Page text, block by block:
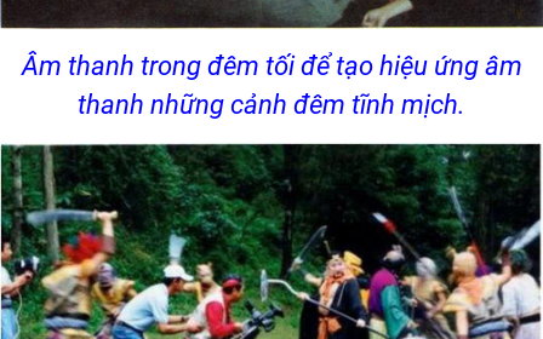
Âm thanh trong đêm tối để tạo hiệu ứng âm
thanh những cảnh đêm tĩnh mịch.